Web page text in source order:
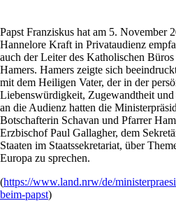
Papst Franziskus hat am 5. November
Hannelore Kraft in Privataudienz
auch der Leiter des Katholischen
Hamers. Hamers zeigte sich
mit dem Heiligen Vater, der in der
Liebenswürdigkeit, Zugewandtheit und
an die Audienz hatten die
Botschafterin Schavan und Pfarrer
Erzbischof Paul Gallagher, dem
Staaten im Staatssekretariat, über
Europa zu sprechen.
(https://www.land.nrw/de/
beim-papst)